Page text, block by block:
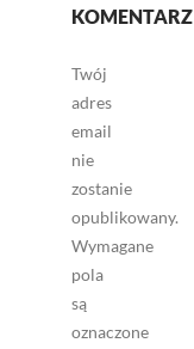
KOMENTARZ
Twój
adres
email
nie
zostanie
opublikowany.
Wymagane
pola
są
oznaczone